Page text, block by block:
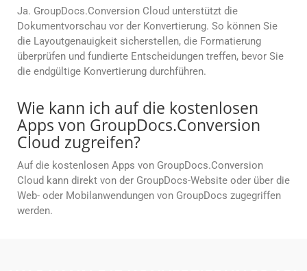
Ja. GroupDocs.Conversion Cloud unterstützt die
Dokumentvorschau vor der Konvertierung. So können Sie
die Layoutgenauigkeit sicherstellen, die Formatierung
überprüfen und fundierte Entscheidungen treffen, bevor Sie
die endgültige Konvertierung durchführen.
Wie kann ich auf die kostenlosen
Apps von GroupDocs.Conversion
Cloud zugreifen?
Auf die kostenlosen Apps von GroupDocs.Conversion
Cloud kann direkt von der GroupDocs-Website oder über die
Web- oder Mobilanwendungen von GroupDocs zugegriffen
werden.